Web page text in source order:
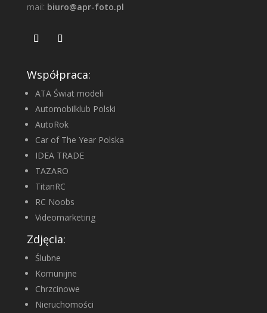
mail: biuro@apr-foto.pl
Współpraca:
ATA Świat modeli
Automobilklub Polski
AutoRok
Car of The Year Polska
IDEA TRADE
TAZARO
TitanRC
RC Noobs
Videomarketing
Zdjęcia:
Ślubne
Komunijne
Chrzcinowe
Nieruchomości